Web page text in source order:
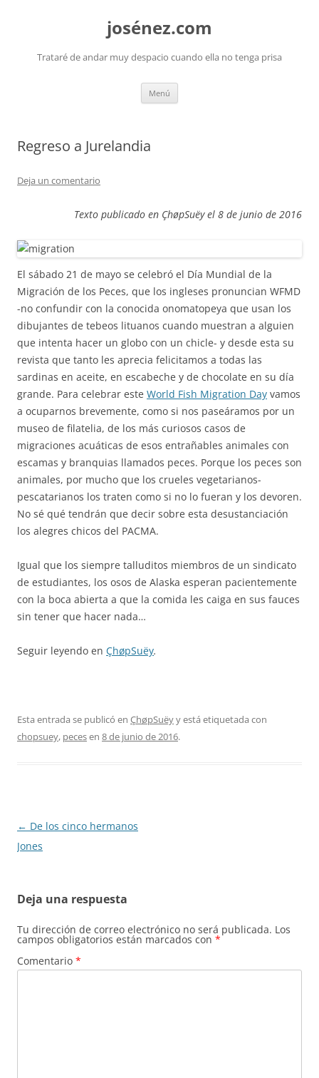
josénez.com
Trataré de andar muy despacio cuando ella no tenga prisa
Menú
Regreso a Jurelandia
Deja un comentario
Texto publicado en ÇhøpSuëy el 8 de junio de 2016
El sábado 21 de mayo se celebró el Día Mundial de la
Migración de los Peces, que los ingleses pronuncian WFMD
-no confundir con la conocida onomatopeya que usan los
dibujantes de tebeos lituanos cuando muestran a alguien
que intenta hacer un globo con un chicle- y desde esta su
revista que tanto les aprecia felicitamos a todas las
sardinas en aceite, en escabeche y de chocolate en su día
grande. Para celebrar este World Fish Migration Day vamos
a ocuparnos brevemente, como si nos paseáramos por un
museo de filatelia, de los más curiosos casos de
migraciones acuáticas de esos entrañables animales con
escamas y branquias llamados peces. Porque los peces son
animales, por mucho que los crueles vegetarianos-
pescatarianos los traten como si no lo fueran y los devoren.
No sé qué tendrán que decir sobre esta desustanciación
los alegres chicos del PACMA.
Igual que los siempre talluditos miembros de un sindicato
de estudiantes, los osos de Alaska esperan pacientemente
con la boca abierta a que la comida les caiga en sus fauces
sin tener que hacer nada…
Seguir leyendo en ÇhøpSuëy.
Esta entrada se publicó en ÇhøpSuëyy está etiquetada con
chopsuey, pecesen 8 de junio de 2016.
Navegación
de
← De los cinco hermanos
Jones
Deja una respuesta
Tu dirección de correo electrónico no será publicada. Los
campos obligatorios están marcados con *
Comentario *